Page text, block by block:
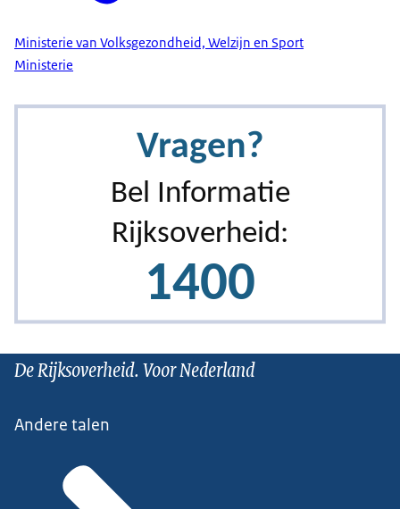
Ministerie van Volksgezondheid, Welzijn en Sport
Ministerie
De Rijksoverheid. Voor Nederland
Andere talen